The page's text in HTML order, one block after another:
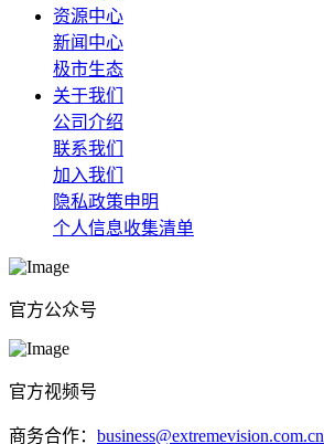
资源中心
新闻中心
极市生态
关于我们
公司介绍
联系我们
加入我们
隐私政策申明
个人信息收集清单
官方公众号
官方视频号
商务合作： business@extremevision.com.cn